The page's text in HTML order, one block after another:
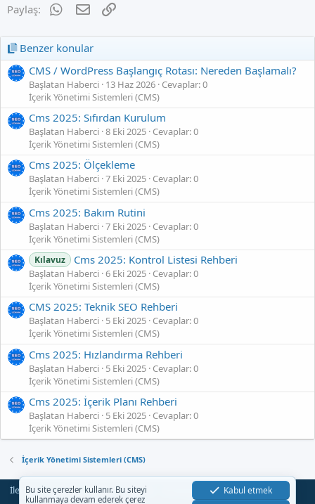
Paylaş: WhatsApp
E-posta
Benzer konular
CMS / WordPress Başlangıç Rotası: Nereden Başlamalı?
Başlatan Haberci 13 Haz 2026 Cevaplar: 0
İçerik Yönetimi Sistemleri (CMS)
Cms 2025: Sıfırdan Kurulum
Başlatan Haberci 8 Eki 2025 Cevaplar: 0
İçerik Yönetimi Sistemleri (CMS)
Cms 2025: Ölçekleme
Başlatan Haberci 7 Eki 2025 Cevaplar: 0
İçerik Yönetimi Sistemleri (CMS)
Cms 2025: Bakım Rutini
Başlatan Haberci 7 Eki 2025 Cevaplar: 0
İçerik Yönetimi Sistemleri (CMS)
Kılavuz Cms 2025: Kontrol Listesi Rehberi
Başlatan Haberci 6 Eki 2025 Cevaplar: 0
İçerik Yönetimi Sistemleri (CMS)
CMS 2025: Teknik SEO Rehberi
Başlatan Haberci 5 Eki 2025 Cevaplar: 0
İçerik Yönetimi Sistemleri (CMS)
Cms 2025: Hızlandırma Rehberi
Başlatan Haberci 5 Eki 2025 Cevaplar: 0
İçerik Yönetimi Sistemleri (CMS)
Cms 2025: İçerik Planı Rehberi
Başlatan Haberci 5 Eki 2025 Cevaplar: 0
İçerik Yönetimi Sistemleri (CMS)
İçerik Yönetimi Sistemleri (CMS)
İletişim Şartlar Gizlilik Yardım
R
S
Bu site çerezler kullanır. Bu siteyi
kullanmaya devam ederek çerez
Kabul etmek